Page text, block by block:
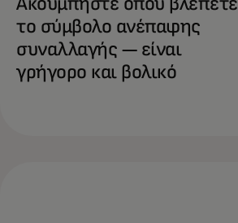
Ακουμπήστε όπου βλέπετε
το σύμβολο ανέπαφης
συναλλαγής — είναι
γρήγορο και βολικό